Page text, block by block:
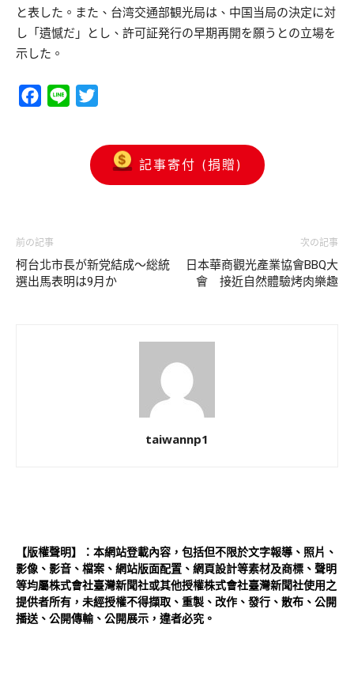
と表した。また、台湾交通部観光局は、中国当局の決定に対
し「遺憾だ」とし、許可証発行の早期再開を願うとの立場を
示した。
Facebook
Line
記事寄付 (捐贈)
前の記事
柯台北市長が新党結成～総統
選出馬表明は9月か
次の記事
日本華商觀光產業協會BBQ大
會 接近自然體驗烤肉樂趣
taiwannp1
【版權聲明】：本網站登載內容，包括但不限於文字報導、照片、
影像、影音、檔案、網站版面配置、網頁設計等素材及商標、聲明
等均屬株式會社臺灣新聞社或其他授權株式會社臺灣新聞社使用之
提供者所有，未經授權不得擷取、重製、改作、發行、散布、公開
播送、公開傳輸、公開展示，違者必究。